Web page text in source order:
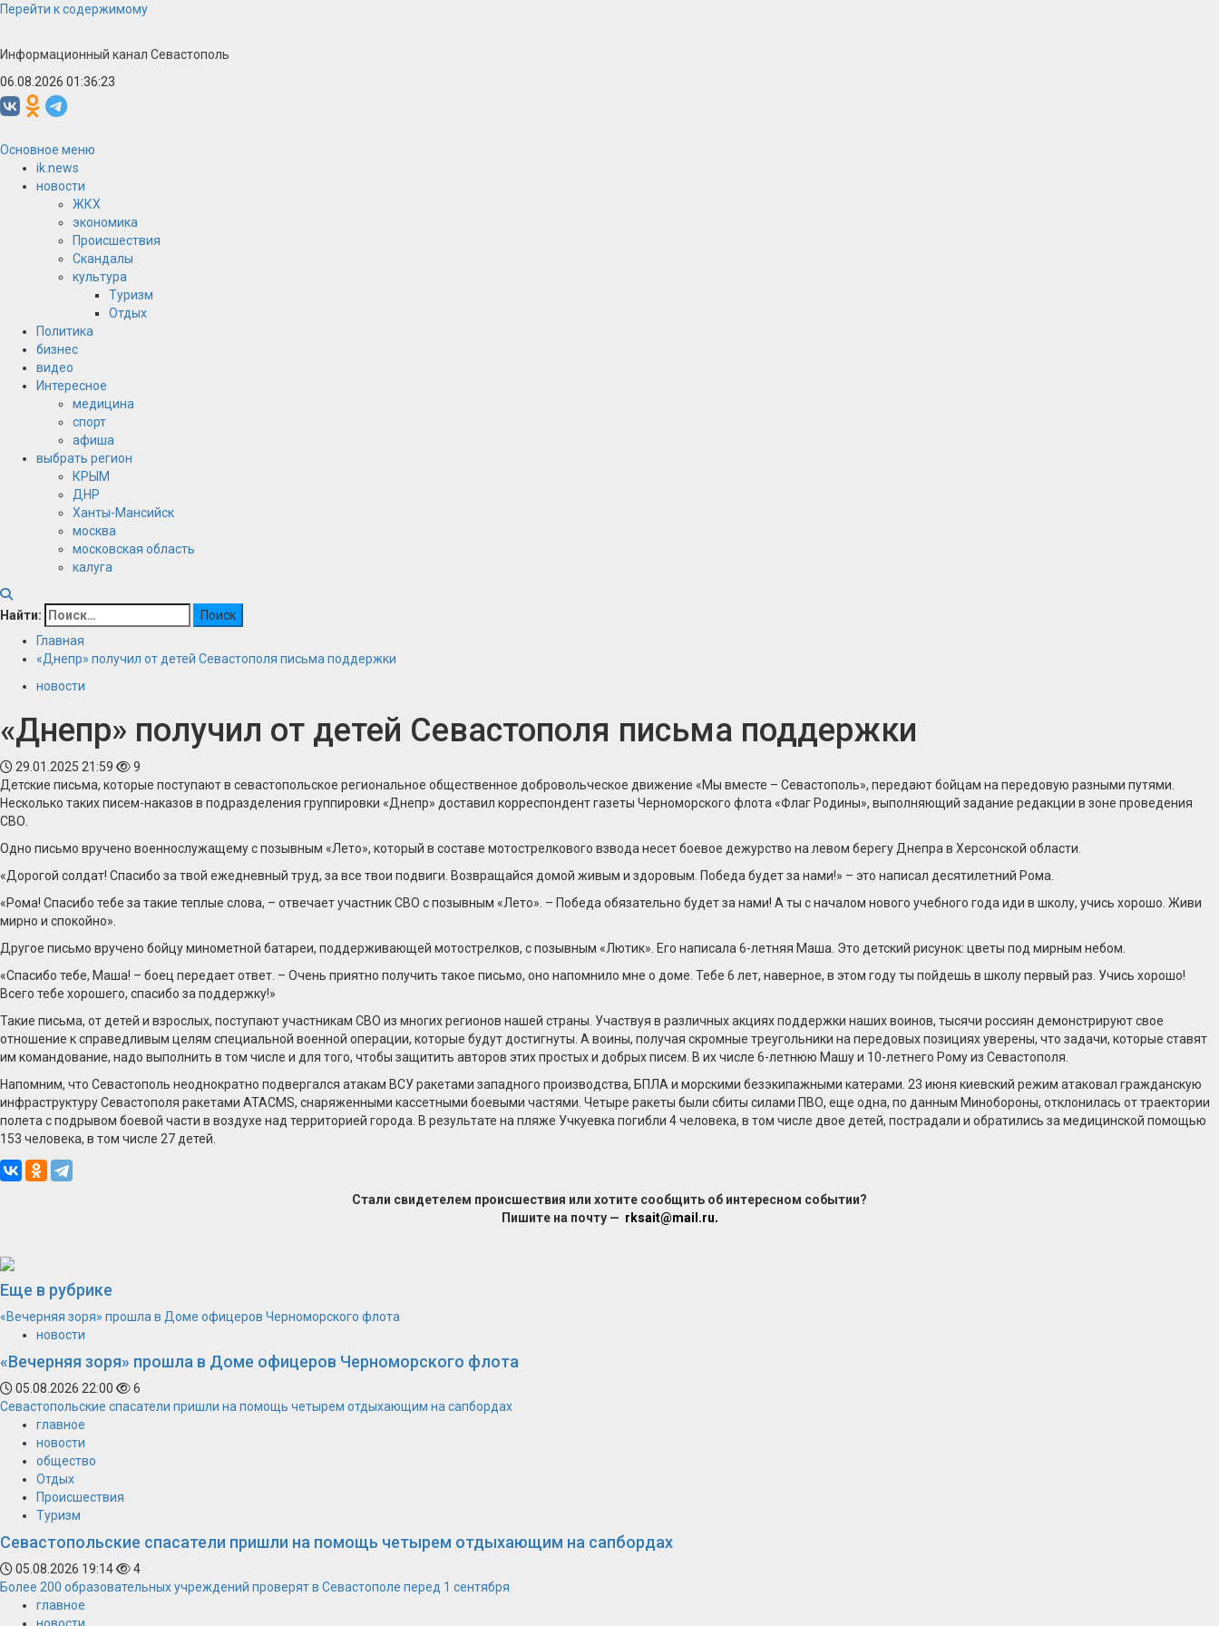
Перейти к содержимому
Информационный канал Севастополь
06.08.2026 01:36:23
Основное меню
ik.news
новости
ЖКХ
экономика
Происшествия
Скандалы
культура
Туризм
Отдых
Политика
бизнес
видео
Интересное
медицина
спорт
афиша
выбрать регион
КРЫМ
ДНР
Ханты-Мансийск
москва
московская область
калуга
Найти:
Главная
«Днепр» получил от детей Севастополя письма поддержки
новости
«Днепр» получил от детей Севастополя письма поддержки
29.01.2025 21:59
9
Детские письма, которые поступают в севастопольское региональное общественное добровольческое движение «Мы вместе – Севастополь», передают бойцам на передовую разными путями.
Несколько таких писем-наказов в подразделения группировки «Днепр» доставил корреспондент газеты Черноморского флота «Флаг Родины», выполняющий задание редакции в зоне проведения
СВО.
Одно письмо вручено военнослужащему с позывным «Лето», который в составе мотострелкового взвода несет боевое дежурство на левом берегу Днепра в Херсонской области.
«Дорогой солдат! Спасибо за твой ежедневный труд, за все твои подвиги. Возвращайся домой живым и здоровым. Победа будет за нами!» – это написал десятилетний Рома.
«Рома! Спасибо тебе за такие теплые слова, – отвечает участник СВО с позывным «Лето». – Победа обязательно будет за нами! А ты с началом нового учебного года иди в школу, учись хорошо. Живи
мирно и спокойно».
Другое письмо вручено бойцу минометной батареи, поддерживающей мотострелков, с позывным «Лютик». Его написала 6-летняя Маша. Это детский рисунок: цветы под мирным небом.
«Спасибо тебе, Маша! – боец передает ответ. – Очень приятно получить такое письмо, оно напомнило мне о доме. Тебе 6 лет, наверное, в этом году ты пойдешь в школу первый раз. Учись хорошо!
Всего тебе хорошего, спасибо за поддержку!»
Такие письма, от детей и взрослых, поступают участникам СВО из многих регионов нашей страны. Участвуя в различных акциях поддержки наших воинов, тысячи россиян демонстрируют свое
отношение к справедливым целям специальной военной операции, которые будут достигнуты. А воины, получая скромные треугольники на передовых позициях уверены, что задачи, которые ставят
им командование, надо выполнить в том числе и для того, чтобы защитить авторов этих простых и добрых писем. В их числе 6-летнюю Машу и 10-летнего Рому из Севастополя.
Напомним, что Севастополь неоднократно подвергался атакам ВСУ ракетами западного производства, БПЛА и морскими безэкипажными катерами. 23 июня киевский режим атаковал гражданскую
инфраструктуру Севастополя ракетами ATACMS, снаряженными кассетными боевыми частями. Четыре ракеты были сбиты силами ПВО, еще одна, по данным Минобороны, отклонилась от траектории
полета с подрывом боевой части в воздухе над территорией города. В результате на пляже Учкуевка погибли 4 человека, в том числе двое детей, пострадали и обратились за медицинской помощью
153 человека, в том числе 27 детей.
Стали свидетелем происшествия или хотите сообщить об интересном событии?
Пишите на почту — rksait@mail.ru.
Еще в рубрике
«Вечерняя зоря» прошла в Доме офицеров Черноморского флота
новости
«Вечерняя зоря» прошла в Доме офицеров Черноморского флота
05.08.2026 22:00
6
Севастопольские спасатели пришли на помощь четырем отдыхающим на сапбордах
главное
новости
общество
Отдых
Происшествия
Туризм
Севастопольские спасатели пришли на помощь четырем отдыхающим на сапбордах
05.08.2026 19:14
4
Более 200 образовательных учреждений проверят в Севастополе перед 1 сентября
главное